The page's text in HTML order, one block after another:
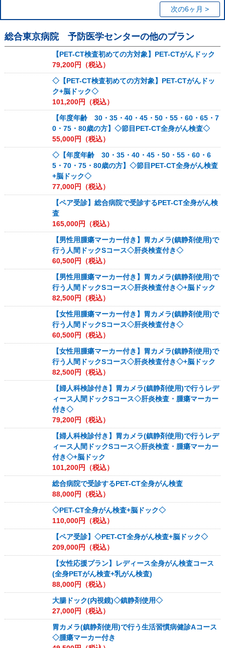
次の6ヶ月 >
総合東京病院 予防医学センターの他のプラン
【PET-CT検査初めての方対象】PET-CTがんドック
79,200円（税込）
◇【PET-CT検査初めての方対象】PET-CTがんドッ
ク+脳ドック◇
101,200円（税込）
【年度年齢 30・35・40・45・50・55・60・65・7
0・75・80歳の方】◇節目PET-CT全身がん検査◇
55,000円（税込）
◇【年度年齢 30・35・40・45・50・55・60・6
5・70・75・80歳の方】◇節目PET-CT全身がん検査
+脳ドック◇
77,000円（税込）
【ペア受診】総合病院で受診するPET-CT全身がん検
査
165,000円（税込）
【男性用腫瘍マーカー付き】胃カメラ(鎮静剤使用)で
行う人間ドックSコース◇肝炎検査付き◇
60,500円（税込）
【男性用腫瘍マーカー付き】胃カメラ(鎮静剤使用)で
行う人間ドックSコース◇肝炎検査付き◇+脳ドック
82,500円（税込）
【女性用腫瘍マーカー付き】胃カメラ(鎮静剤使用)で
行う人間ドックSコース◇肝炎検査付き◇
60,500円（税込）
【女性用腫瘍マーカー付き】胃カメラ(鎮静剤使用)で
行う人間ドックSコース◇肝炎検査付き◇+脳ドック
82,500円（税込）
【婦人科検診付き】胃カメラ(鎮静剤使用)で行うレデ
ィース人間ドックSコース◇肝炎検査・腫瘍マーカー
付き◇
79,200円（税込）
【婦人科検診付き】胃カメラ(鎮静剤使用)で行うレデ
ィース人間ドックSコース◇肝炎検査・腫瘍マーカー
付き◇+脳ドック
101,200円（税込）
総合病院で受診するPET-CT全身がん検査
88,000円（税込）
◇PET-CT全身がん検査+脳ドック◇
110,000円（税込）
【ペア受診】◇PET-CT全身がん検査+脳ドック◇
209,000円（税込）
【女性応援プラン】レディース全身がん検査コース
(全身PETがん検査+乳がん検査)
88,000円（税込）
大腸ドック(内視鏡)◇鎮静剤使用◇
27,000円（税込）
胃カメラ(鎮静剤使用)で行う生活習慣病健診Aコース
◇腫瘍マーカー付き